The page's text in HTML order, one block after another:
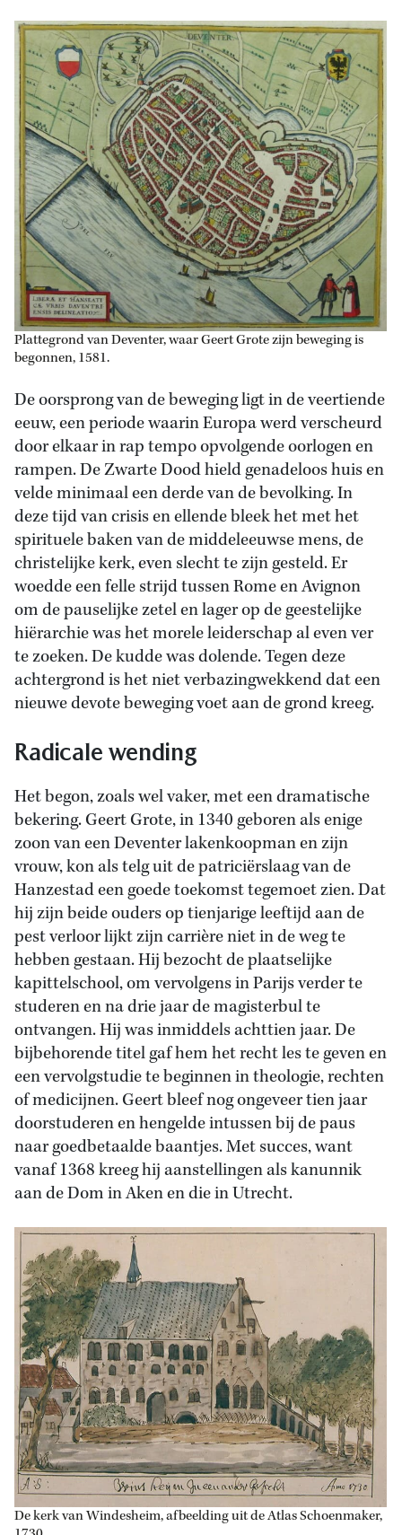
Plattegrond van Deventer, waar Geert Grote zijn beweging is
begonnen, 1581.
De oorsprong van de beweging ligt in de veertiende
eeuw, een periode waarin Europa werd verscheurd
door elkaar in rap tempo opvolgende oorlogen en
rampen. De Zwarte Dood hield genadeloos huis en
velde minimaal een derde van de bevolking. In
deze tijd van crisis en ellende bleek het met het
spirituele baken van de middeleeuwse mens, de
christelijke kerk, even slecht te zijn gesteld. Er
woedde een felle strijd tussen Rome en Avignon
om de pauselijke zetel en lager op de geestelijke
hiërarchie was het morele leiderschap al even ver
te zoeken. De kudde was dolende. Tegen deze
achtergrond is het niet verbazingwekkend dat een
nieuwe devote beweging voet aan de grond kreeg.
Radicale wending
Het begon, zoals wel vaker, met een dramatische
bekering. Geert Grote, in 1340 geboren als enige
zoon van een Deventer lakenkoopman en zijn
vrouw, kon als telg uit de patriciërslaag van de
Hanzestad een goede toekomst tegemoet zien. Dat
hij zijn beide ouders op tienjarige leeftijd aan de
pest verloor lijkt zijn carrière niet in de weg te
hebben gestaan. Hij bezocht de plaatselijke
kapittelschool, om vervolgens in Parijs verder te
studeren en na drie jaar de magisterbul te
ontvangen. Hij was inmiddels achttien jaar. De
bijbehorende titel gaf hem het recht les te geven en
een vervolgstudie te beginnen in theologie, rechten
of medicijnen. Geert bleef nog ongeveer tien jaar
doorstuderen en hengelde intussen bij de paus
naar goedbetaalde baantjes. Met succes, want
vanaf 1368 kreeg hij aanstellingen als kanunnik
aan de Dom in Aken en die in Utrecht.
De kerk van Windesheim, afbeelding uit de Atlas Schoenmaker,